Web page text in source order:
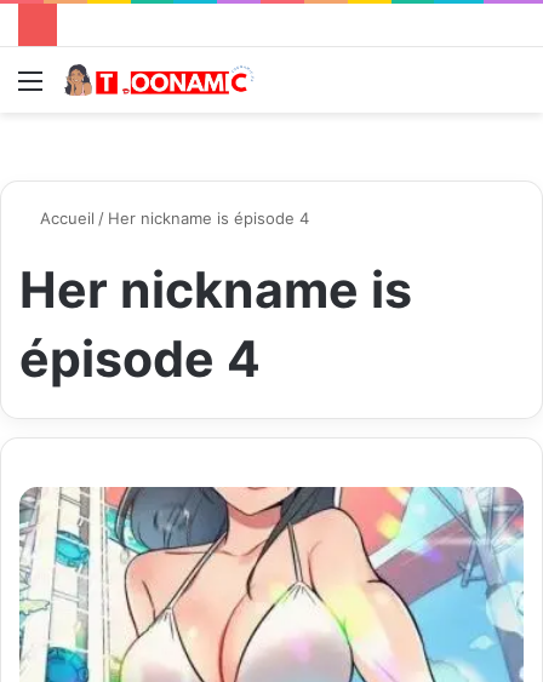
Menu
Accueil / Her nickname is épisode 4
Her nickname is
épisode 4